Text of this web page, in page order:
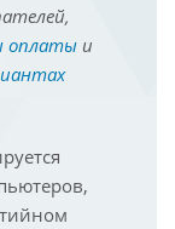
оплатыи